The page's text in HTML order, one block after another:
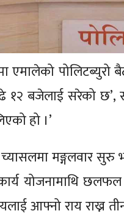
एमालेको
बजेलाई सरेको छ’,
हो ।’
मङ्गलवार सुरु
योजनामाथि छलफल
आफ्नो राय राख्न